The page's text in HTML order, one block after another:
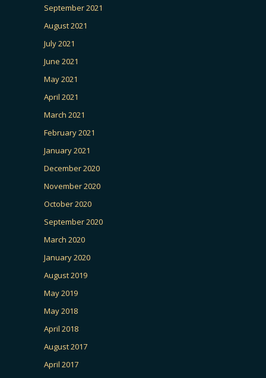
September 2021
August 2021
July 2021
June 2021
May 2021
April 2021
March 2021
February 2021
January 2021
December 2020
November 2020
October 2020
September 2020
March 2020
January 2020
August 2019
May 2019
May 2018
April 2018
August 2017
April 2017